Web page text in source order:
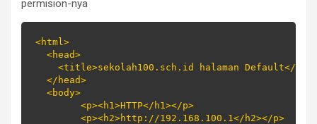
permision-nya
<html>
  <head>
<title>sekolah100.sch.id halaman Default</
  </head>
  <body>
        <p><h1>HTTP</h1></p>
        <p><h2>http://192.168.100.1</h2></p>